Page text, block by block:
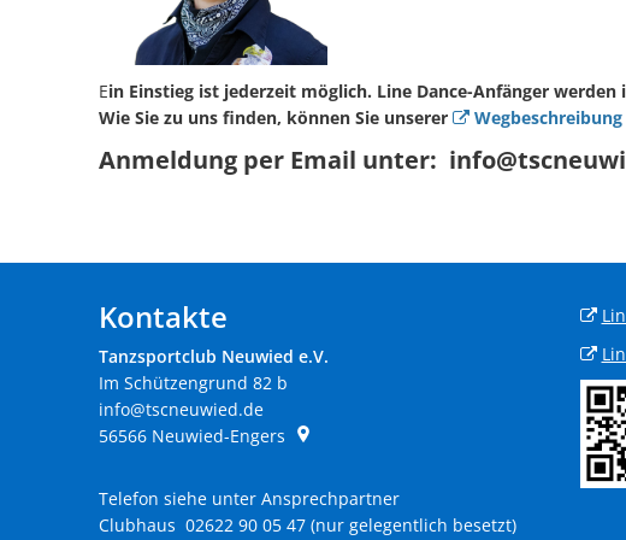
Ein Einstieg ist jederzeit möglich. Line Dance-Anfänger
Wie Sie zu uns finden, können Sie unserer
Wegbeschreibung
Anmeldung per Email unter:
Kontakte
Tanzsportclub Neuwied e.V.
Im Schützengrund 82 b
info@tscneuwied.de
56566 Neuwied-Engers
Telefon siehe unter Ansprechpartner
Clubhaus 02622 90 05 47 (nur gelegentlich besetzt)